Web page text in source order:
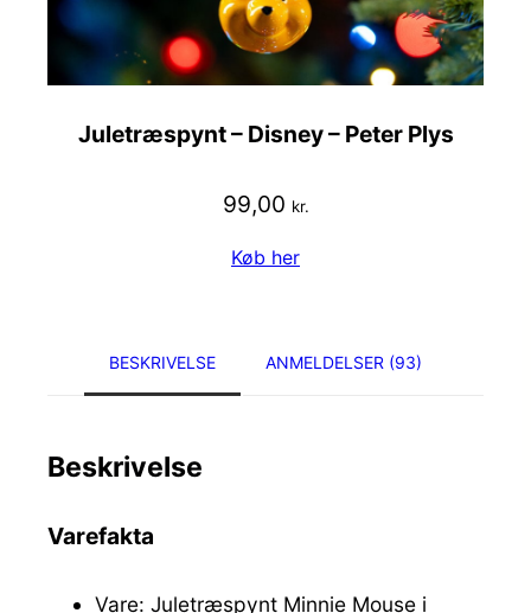
Juletræspynt – Disney – Peter Plys
99,00 kr.
Køb her
BESKRIVELSE ANMELDELSER (93)
Beskrivelse
Varefakta
Vare: Juletræspynt Minnie Mouse i